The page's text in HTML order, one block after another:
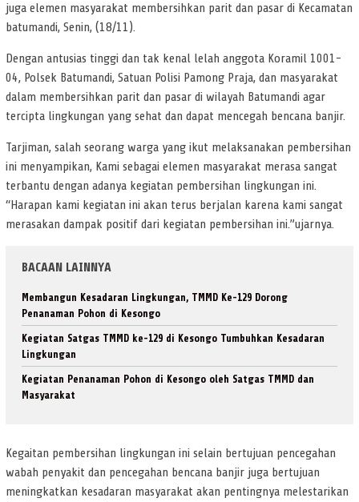
juga elemen masyarakat membersihkan parit dan pasar di Kecamatan
batumandi, Senin, (18/11).
Dengan antusias tinggi dan tak kenal lelah anggota Koramil 1001-
04, Polsek Batumandi, Satuan Polisi Pamong Praja, dan masyarakat
dalam membersihkan parit dan pasar di wilayah Batumandi agar
tercipta lingkungan yang sehat dan dapat mencegah bencana banjir.
Tarjiman, salah seorang warga yang ikut melaksanakan pembersihan
ini menyampikan, Kami sebagai elemen masyarakat merasa sangat
terbantu dengan adanya kegiatan pembersihan lingkungan ini.
“Harapan kami kegiatan ini akan terus berjalan karena kami sangat
merasakan dampak positif dari kegiatan pembersihan ini.”ujarnya.
BACAAN LAINNYA
Membangun Kesadaran Lingkungan, TMMD Ke-129 Dorong
Penanaman Pohon di Kesongo
Kegiatan Satgas TMMD ke-129 di Kesongo Tumbuhkan Kesadaran
Lingkungan
Kegiatan Penanaman Pohon di Kesongo oleh Satgas TMMD dan
Masyarakat
Kegaitan pembersihan lingkungan ini selain bertujuan pencegahan
wabah penyakit dan pencegahan bencana banjir juga bertujuan
meningkatkan kesadaran masyarakat akan pentingnya melestarikan